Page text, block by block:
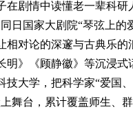
在剧情中读懂老一辈科研
日国家大剧院“琴弦上的
相对论的深邃与古典乐的
明》《顾静徽》等沉浸式
技大学，把科学家“爱国
舞台，累计覆盖师生、群